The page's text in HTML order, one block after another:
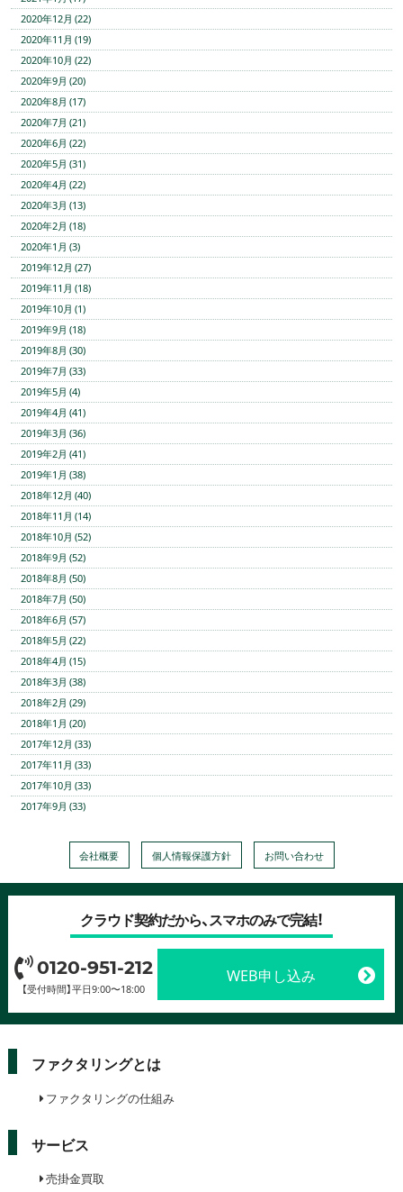
2020年12月 (22)
2020年11月 (19)
2020年10月 (22)
2020年9月 (20)
2020年8月 (17)
2020年7月 (21)
2020年6月 (22)
2020年5月 (31)
2020年4月 (22)
2020年3月 (13)
2020年2月 (18)
2020年1月 (3)
2019年12月 (27)
2019年11月 (18)
2019年10月 (1)
2019年9月 (18)
2019年8月 (30)
2019年7月 (33)
2019年5月 (4)
2019年4月 (41)
2019年3月 (36)
2019年2月 (41)
2019年1月 (38)
2018年12月 (40)
2018年11月 (14)
2018年10月 (52)
2018年9月 (52)
2018年8月 (50)
2018年7月 (50)
2018年6月 (57)
2018年5月 (22)
2018年4月 (15)
2018年3月 (38)
2018年2月 (29)
2018年1月 (20)
2017年12月 (33)
2017年11月 (33)
2017年10月 (33)
2017年9月 (33)
会社概要 個人情報保護方針 お問い合わせ
クラウド契約だから、スマホのみで完結！
0120-951-212
【受付時間】平日9:00〜18:00
WEB申し込み
ファクタリングとは
ファクタリングの仕組み
サービス
売掛金買取